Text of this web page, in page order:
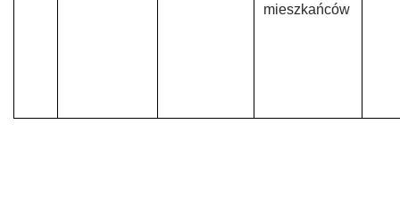
mieszkańców